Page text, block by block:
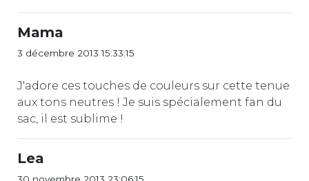
Mama
3 décembre 2013 15:33:15
J'adore ces touches de couleurs sur cette tenue
aux tons neutres ! Je suis spécialement fan du
sac, il est sublime !
Lea